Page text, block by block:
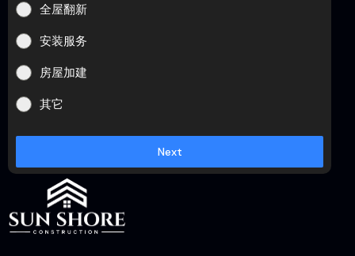
全屋翻新
安装服务
房屋加建
其它
Next